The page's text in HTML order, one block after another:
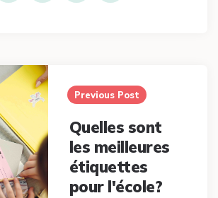
Previous Post
Quelles sont
les meilleures
étiquettes
pour l'école?